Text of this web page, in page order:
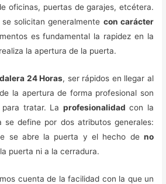
oficinas, puertas de garajes, etcétera.
solicitan generalmente con carácter
es fundamental la rapidez en la
la apertura de la puerta.
24 Horas, ser rápidos en llegar al
la apertura de forma profesional son
tratar. La profesionalidad con la
se define por dos atributos generales:
se abre la puerta y el hecho de no
puerta ni a la cerradura.
cuenta de la facilidad con la que un